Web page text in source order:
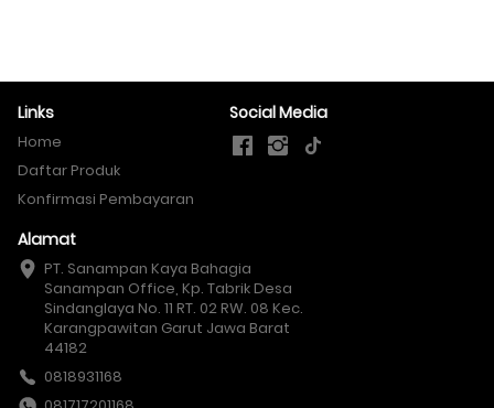
Links
Home
Daftar Produk
Konfirmasi Pembayaran
Social Media
Alamat
PT. Sanampan Kaya Bahagia
Sanampan Office, Kp. Tabrik Desa
Sindanglaya No. 11 RT. 02 RW. 08 Kec.
Karangpawitan Garut Jawa Barat
44182
0818931168